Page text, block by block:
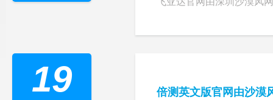
倍测英文版官网由沙漠
19